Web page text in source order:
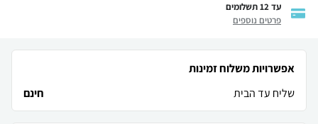
עד 12 תשלומים
פרטים נוספים
אפשרויות משלוח זמינות
שליח עד הבית
חינם